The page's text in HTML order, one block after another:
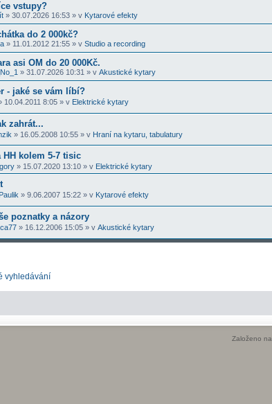
vstupy?
» 30.07.2026 16:53 » v Kytarové efekty
do 2 000kč?
» 11.01.2012 21:55 » v Studio a recording
asi OM do 20 000Kč.
» 31.07.2026 10:31 » v Akustické kytary
- jaké se vám líbí?
10.04.2011 8:05 » v Elektrické kytary
zahrát...
» 16.05.2008 10:55 » v Hraní na kytaru, tabulatury
HH kolem 5-7 tisic
» 15.07.2020 13:10 » v Elektrické kytary
» 9.06.2007 15:22 » v Kytarové efekty
poznatky a názory
» 16.12.2006 15:05 » v Akustické kytary
vyhledávání
Založeno na